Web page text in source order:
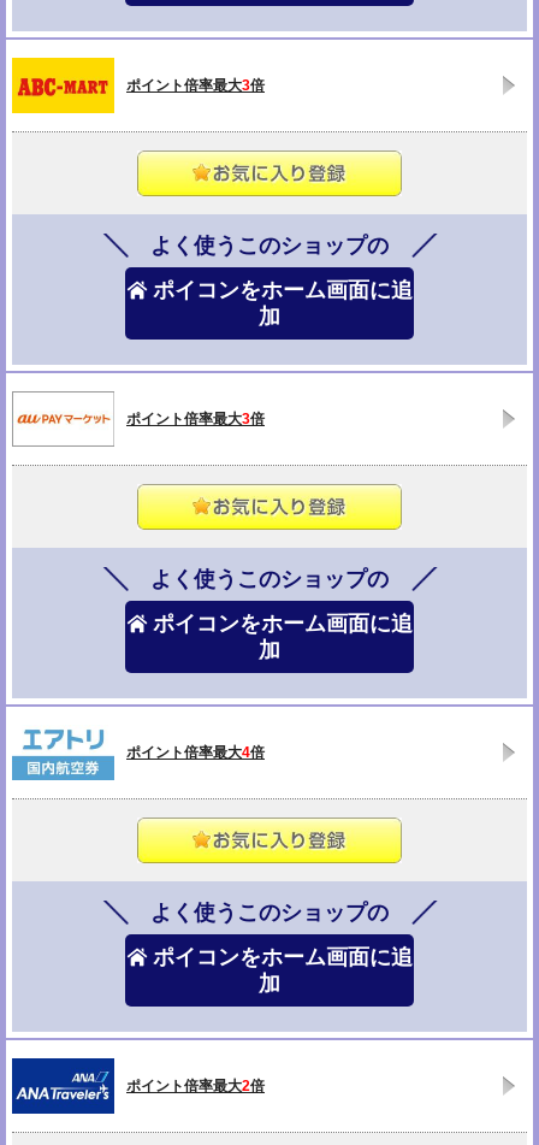
ポイント倍率最大3倍
よく使うこのショップの
ポイコンをホーム画面に追
加
ポイント倍率最大3倍
よく使うこのショップの
ポイコンをホーム画面に追
加
ポイント倍率最大4倍
よく使うこのショップの
ポイコンをホーム画面に追
加
ポイント倍率最大2倍